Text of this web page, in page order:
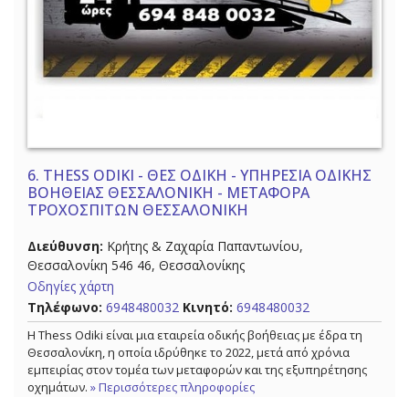
6. THESS ODIKI - ΘΕΣ ΟΔΙΚΗ - ΥΠΗΡΕΣΙΑ ΟΔΙΚΗΣ
ΒΟΗΘΕΙΑΣ ΘΕΣΣΑΛΟΝΙΚΗ - ΜΕΤΑΦΟΡΑ
ΤΡΟΧΟΣΠΙΤΩΝ ΘΕΣΣΑΛΟΝΙΚΗ
Διεύθυνση: Κρήτης & Ζαχαρία Παπαντωνίου,
Θεσσαλονίκη 546 46, Θεσσαλονίκης
Οδηγίες χάρτη
Τηλέφωνο: 6948480032 Κινητό: 6948480032
Η Thess Odiki είναι μια εταιρεία οδικής βοήθειας με έδρα τη
Θεσσαλονίκη, η οποία ιδρύθηκε το 2022, μετά από χρόνια
εμπειρίας στον τομέα των μεταφορών και της εξυπηρέτησης
οχημάτων. » Περισσότερες πληροφορίες